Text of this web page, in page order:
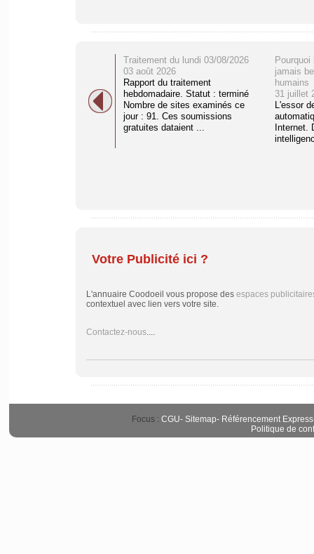
Traitement du lundi 03/08/2026
03 août 2026
Rapport du traitement
hebdomadaire. Statut : terminé
Nombre de sites examinés ce
jour : 91. Ces soumissions
gratuites dataient ...
jamais
humains
31 juillet
L'essor
Internet.
Votre Publicité ici ?
L'annuaire Coodoeil vous propose des espaces
contextuel avec lien vers votre site.
Contactez-nous....
Focus : CGU- Sitemap- Référencement Express
Politique de